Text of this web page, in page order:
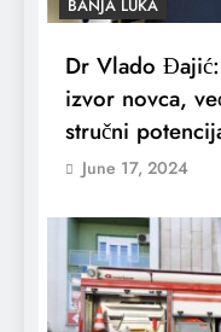
BANJA LUKA
Dr Vlado
izvor novca,
stručni
June 17, 2024